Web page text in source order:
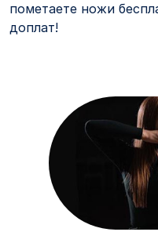
пометаете ножи
доплат!